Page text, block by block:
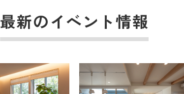
最新のイベント情報